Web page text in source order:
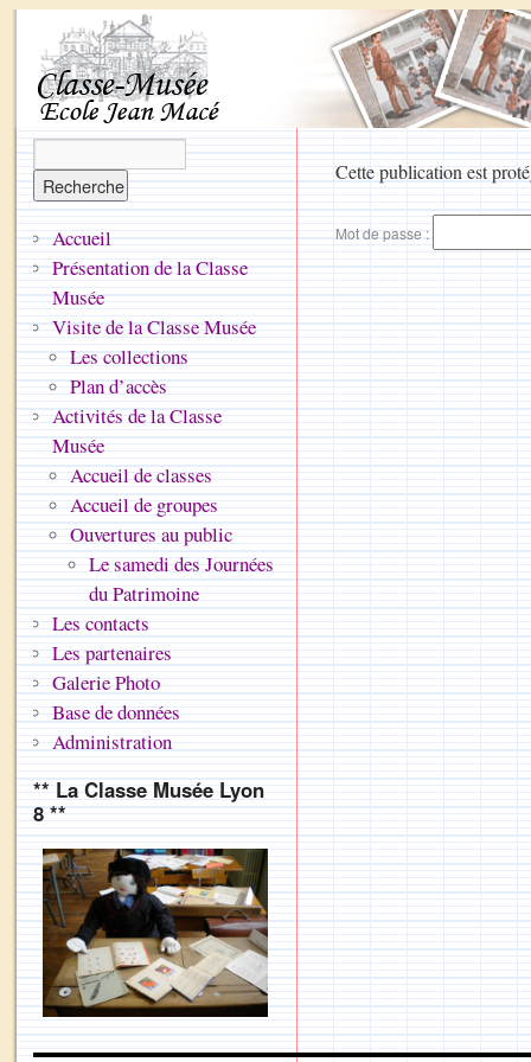
Cette publication est
Mot de passe :
Accueil
Présentation de la Classe
Musée
Visite de la Classe Musée
Les collections
Plan d’accès
Activités de la Classe
Musée
Accueil de classes
Accueil de groupes
Ouvertures au public
Le samedi des Journées
du Patrimoine
Les contacts
Les partenaires
Galerie Photo
Base de données
Administration
** La Classe Musée Lyon
8 **